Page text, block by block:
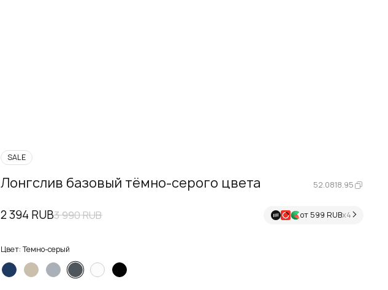
SALE
Лонгслив базовый тёмно-серого цвета 52.0818.95
2 394 RUB3 990 RUB от 599 RUBх4
Цвет:Темно-серый